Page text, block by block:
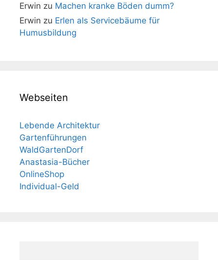
Erwin zu Machen kranke Böden dumm?
Erwin zu Erlen als Servicebäume für
Humusbildung
Webseiten
Lebende Architektur
Gartenführungen
WaldGartenDorf
Anastasia-Bücher
OnlineShop
Individual-Geld